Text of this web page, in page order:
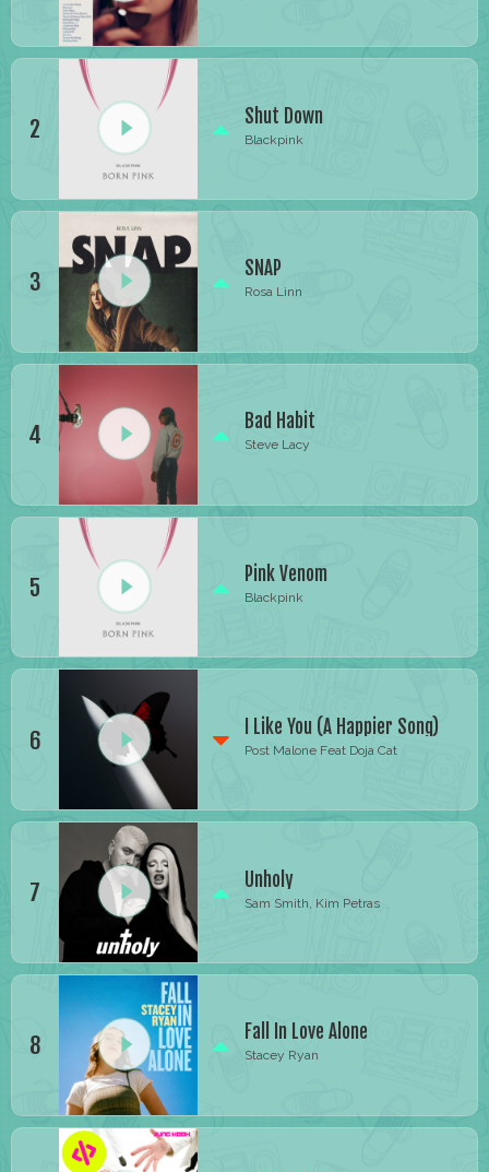
2 Shut Down
Blackpink
3 SNAP
Rosa Linn
4 Bad Habit
Steve Lacy
5 Pink Venom
Blackpink
6 I Like You (A Happier Song)
Post Malone Feat Doja Cat
7 Unholy
Sam Smith, Kim Petras
8 Fall In Love Alone
Stacey Ryan